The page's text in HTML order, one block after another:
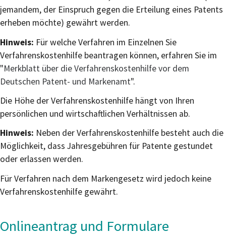
jemandem, der Einspruch gegen die Erteilung eines Patents
erheben möchte) gewährt werden.
Hinweis: Für welche Verfahren im Einzelnen Sie
Verfahrenskostenhilfe beantragen können, erfahren Sie im
"Merkblatt über die Verfahrenskostenhilfe vor dem
Deutschen Patent- und Markenamt".
Die Höhe der Verfahrenskostenhilfe hängt von Ihren
persönlichen und wirtschaftlichen Verhältnissen ab.
Hinweis: Neben der Verfahrenskostenhilfe besteht auch die
Möglichkeit, dass Jahresgebühren für Patente gestundet
oder erlassen werden.
Für Verfahren nach dem Markengesetz wird jedoch keine
Verfahrenskostenhilfe gewährt.
Onlineantrag und Formulare